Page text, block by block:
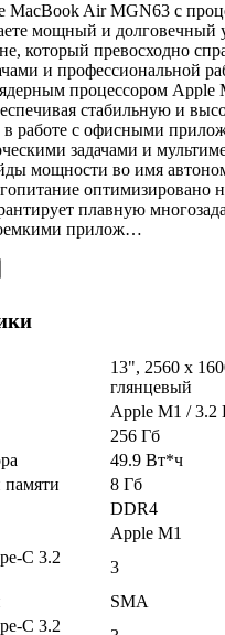
MacBook Air MGN63 с
мощный и долговечный
который превосходно
и профессиональной
процессором Apple
стабильную и
в работе с офисными
задачами и
мощности во имя
оптимизировано
плавную
прилож…
13", 2560 x
глянцевый
Apple M1 / 3.2
256 Гб
49.9 Вт*ч
8 Гб
DDR4
Apple M1
C 3.2
3
SMA
C 3.2